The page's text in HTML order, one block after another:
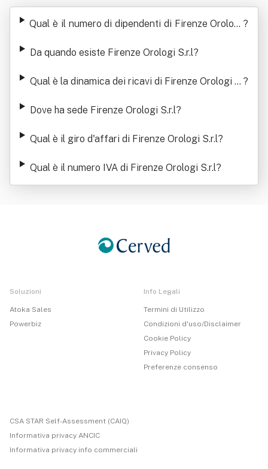
gi S.r.l
Qual è il numero di dipendenti di Firenze Orologi ?
Da quando esiste Firenze Orologi S.r.l?
Qual è la dinamica dei ricavi di Firenze Orologi S. ?
Dove ha sede Firenze Orologi S.r.l?
Qual è il giro d'affari di Firenze Orologi S.r.l?
Qual è il numero IVA di Firenze Orologi S.r.l?
Soluzioni
Atoka Sales
Powerbiz
Info Legali
Termini di Utilizzo
Condizioni d'uso/Disclaimer
Cookie Policy
Privacy Policy
Preferenze consenso
CSA STAR Self-Assessment (CAIQ)
Informativa privacy ANCIC
Informativa privacy info commerciali